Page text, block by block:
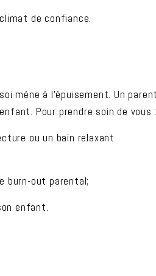
de confiance.
mène à l’épuisement. Un
Pour prendre soin de vous
ou un bain relaxant
burn-out parental;
enfant.